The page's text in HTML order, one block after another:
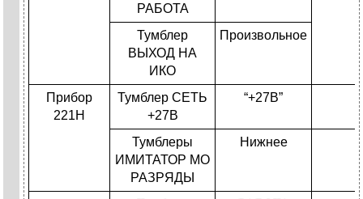
РАБОТА
Тумблер
ВЫХОД НА
ИКО
Произвольное
Прибор
221H
Тумблер СЕТЬ
+27В
“+27B”
Тумблеры
ИМИТАТОР МО
РАЗРЯДЫ
Нижнее